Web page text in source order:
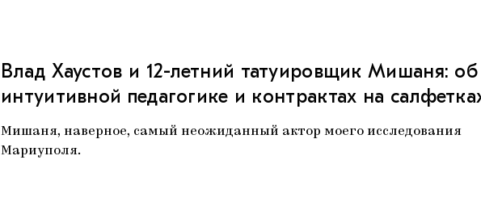
Влад Хаустов и 12-летний татуировщик Мишаня: об
интуитивной педагогике и контрактах на
Мишаня, наверное, самый неожиданный актор моего исследования
Мариуполя.